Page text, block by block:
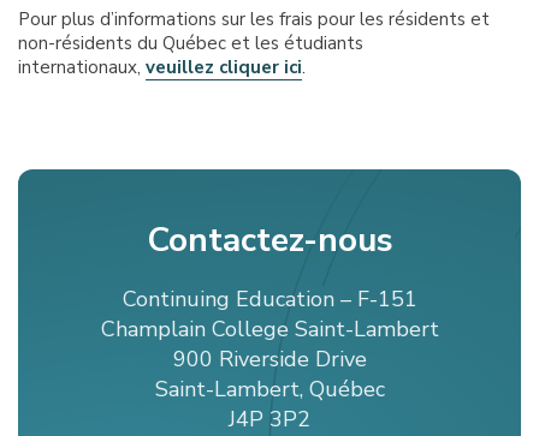
Pour plus d’informations sur les frais pour les résidents et
non-résidents du Québec et les étudiants
internationaux, veuillez cliquer ici.
Contactez-nous
Continuing Education – F-151
Champlain College Saint-Lambert
900 Riverside Drive
Saint-Lambert, Québec
J4P 3P2